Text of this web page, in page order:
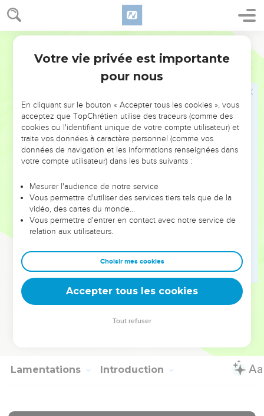
Jérémie 52
28 Voici le nombre de personnes que Nabucodonosor a fait
déporter : la septième année : 3 023 Judéens ;
29
Jérusalem ;
la vingt-troisième année, Nebouzaradan, le chef des
personnes.
Le roi de Babylone gracie Joakin
Évil-Mérodak est devenu roi de Babylone 37 ans après la
déportation du roi Yoakin de Juda. L’année où il est devenu
roi, le douzième mois, le 25 du mois, Évil-Mérodak a rendu
sa liberté à Yoakin, roi de Juda, et l’a fait sortir de prison.
Il lui a parlé avec bonté et lui a donné une place au-dessus
des rois qui étaient avec lui à Babylone.
repas avec le roi de Babylone, tous les jours, sans exception.
Ainsi, chaque jour jusqu’à sa mort, Yoakin a reçu du roi de
Babylone ce qui était nécessaire pour vivre.
© Société biblique française – Bibli’O, 2000, avec autorisation. Pour vous procurer
Lamentations Introduction
Votre vie privée est importante
pour nous
En cliquant sur le bouton « Accepter tous les cookies », vous
acceptez que TopChrétien utilise des traceurs (comme des
cookies ou l'identifiant unique de votre compte utilisateur) et
traite vos données à caractère personnel (comme vos
données de navigation et les informations renseignées dans
votre compte utilisateur) dans les buts suivants :
Mesurer l'audience de notre service
Vous permettre d'utiliser des services tiers tels que de la
vidéo, des cartes du monde…
Vous permettre d'entrer en contact avec notre service de
relation aux utilisateurs.
Choisir mes cookies
Accepter tous les cookies
Tout refuser